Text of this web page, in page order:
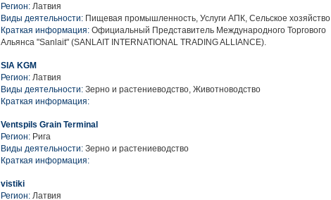
Регион: Латвия
Виды деятельности: Пищевая промышленность, Услуги АПК, Сельское хозяйство
Краткая информация: Официальный Представитель Международного Торгового
Альянса "Sanlait" (SANLAIT INTERNATIONAL TRADING ALLIANCE).
SIA KGM
Регион: Латвия
Виды деятельности: Зерно и растениеводство, Животноводство
Краткая информация:
Ventspils Grain Terminal
Регион: Рига
Виды деятельности: Зерно и растениеводство
Краткая информация:
vistiki
Регион: Латвия